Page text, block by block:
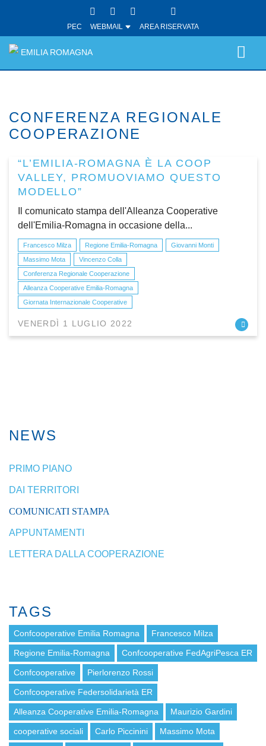
PEC WEBMAIL AREA RISERVATA
EMILIA ROMAGNA
CONFERENZA REGIONALE
COOPERAZIONE
“L’EMILIA-ROMAGNA È LA COOP
VALLEY, PROMUOVIAMO QUESTO
MODELLO”
Il comunicato stampa dell'Alleanza Cooperative
dell'Emilia-Romagna in occasione della...
Francesco Milza Regione Emilia-Romagna
Giovanni Monti
Massimo Mota
Vincenzo Colla
Conferenza Regionale Cooperazione
Alleanza Cooperative Emilia-Romagna
Giornata Internazionale Cooperative
VENERDÌ 1 LUGLIO 2022
NEWS
PRIMO PIANO
DAI TERRITORI
COMUNICATI STAMPA
APPUNTAMENTI
LETTERA DALLA COOPERAZIONE
TAGS
Confcooperative Emilia Romagna Francesco Milza
Regione Emilia-Romagna Confcooperative FedAgriPesca ER
Confcooperative Pierlorenzo Rossi
Confcooperative Federsolidarietà ER
Alleanza Cooperative Emilia-Romagna Maurizio Gardini
cooperative sociali Carlo Piccinini Massimo Mota